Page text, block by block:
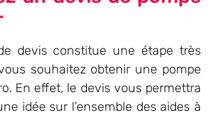
devis constitue une étape très
souhaitez obtenir une pompe
En effet, le devis vous permettra
idée sur l’ensemble des aides à